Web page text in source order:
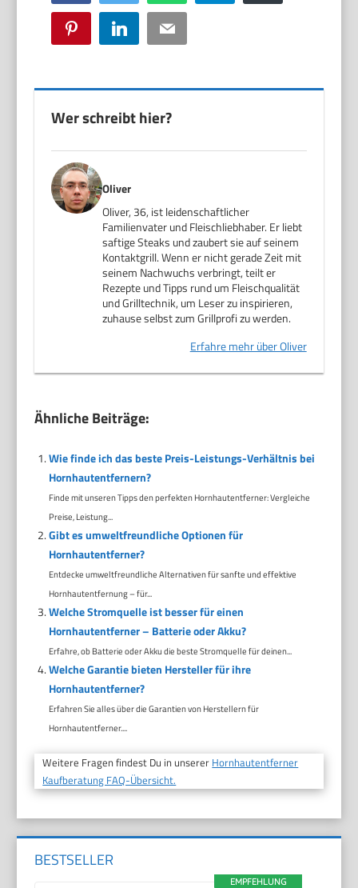
Pinterest LinkedIn Email
Wer schreibt hier?
Oliver
Oliver, 36, ist leidenschaftlicher
Familienvater und Fleischliebhaber. Er liebt
saftige Steaks und zaubert sie auf seinem
Kontaktgrill. Wenn er nicht gerade Zeit mit
seinem Nachwuchs verbringt, teilt er
Rezepte und Tipps rund um Fleischqualität
und Grilltechnik, um Leser zu inspirieren,
zuhause selbst zum Grillprofi zu werden.
Erfahre mehr über Oliver
Ähnliche Beiträge:
Wie finde ich das beste Preis-Leistungs-Verhältnis bei
Hornhautentfernern?
Finde mit unseren Tipps den perfekten Hornhautentferner: Vergleiche
Preise, Leistung...
Gibt es umweltfreundliche Optionen für
Hornhautentferner?
Entdecke umweltfreundliche Alternativen für sanfte und effektive
Hornhautentfernung – für...
Welche Stromquelle ist besser für einen
Hornhautentferner – Batterie oder Akku?
Erfahre, ob Batterie oder Akku die beste Stromquelle für deinen...
Welche Garantie bieten Hersteller für ihre
Hornhautentferner?
Erfahren Sie alles über die Garantien von Herstellern für
Hornhautentferner....
Weitere Fragen findest Du in unserer Hornhautentferner
Kaufberatung FAQ-Übersicht.
BESTSELLER
EMPFEHLUNG